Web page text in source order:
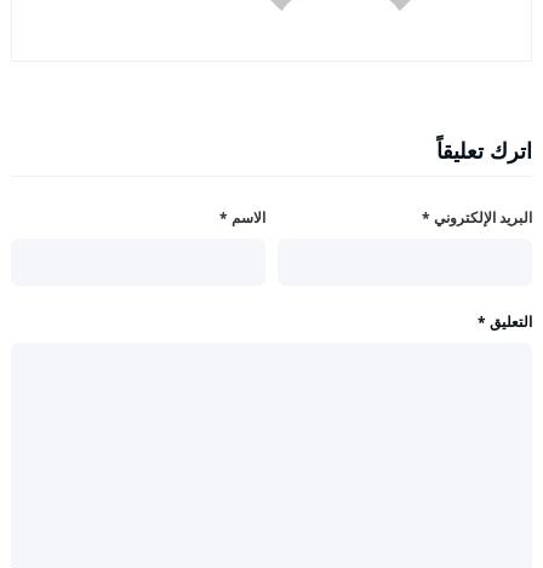
اترك تعليقاً
الاسم * البريد الإلكتروني *
التعليق *